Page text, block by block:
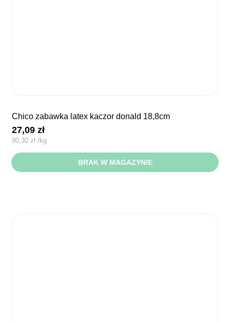
chico zabawka latex kaczor donald 18,8cm
27,09zł
90,30 zł /kg
BRAK W MAGAZYNIE